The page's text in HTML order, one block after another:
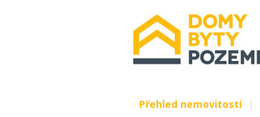
Přehled nemovitostí |